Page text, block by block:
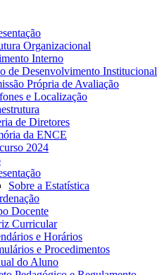
Organizacional
Interno
de Desenvolvimento Institucional
Própria de Avaliação
e Localização
de Diretores
da ENCE
2024
Sobre a Estatística
Docente
Curricular
e Horários
e Procedimentos
do Aluno